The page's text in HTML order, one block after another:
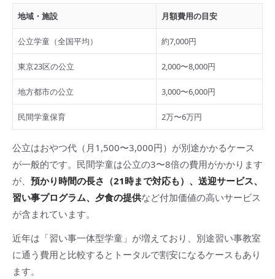
地域・施設 月額費用の目安
公立学童（全国平均） 約7,000円
東京23区の公立 2,000〜8,000円
地方都市の公立 3,000〜6,000円
民間学童保育 2万〜6万円
公立はおやつ代（月1,500〜3,000円）が別途かかるケース
が一般的です。民間学童は公立の3〜8倍の費用がかかります
が、 預かり時間の長さ（21時まで対応も）、送迎サービス、
習い事プログラム、夕食の提供など付加価値の高いサービス
が含まれています。
近年は「習い事一体型学童」が増えており、別途習い事教室
に通う費用と比較するとトータルで割安になるケースもあり
ます。